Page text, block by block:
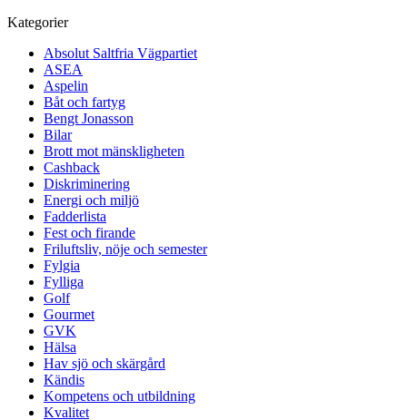
Kategorier
Absolut Saltfria Vägpartiet
ASEA
Aspelin
Båt och fartyg
Bengt Jonasson
Bilar
Brott mot mänskligheten
Cashback
Diskriminering
Energi och miljö
Fadderlista
Fest och firande
Friluftsliv, nöje och semester
Fylgia
Fylliga
Golf
Gourmet
GVK
Hälsa
Hav sjö och skärgård
Kändis
Kompetens och utbildning
Kvalitet